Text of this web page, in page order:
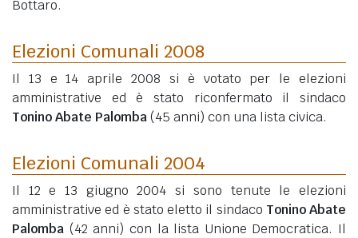
Bottaro.
Elezioni Comunali 2008
Il 13 e 14 aprile 2008 si è votato per le elezioni
amministrative ed è stato riconfermato il sindaco
Tonino Abate Palomba(45 anni) con una lista civica.
Elezioni Comunali 2004
Il 12 e 13 giugno 2004 si sono tenute le elezioni
amministrative ed è stato eletto il sindaco Tonino Abate
Palomba (42 anni) con la lista Unione Democratica. Il